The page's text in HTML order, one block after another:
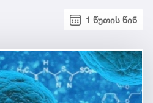
1 წუთის წინ